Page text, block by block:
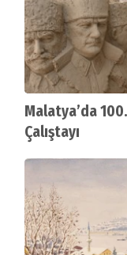
Malatya’da
Çalıştayı